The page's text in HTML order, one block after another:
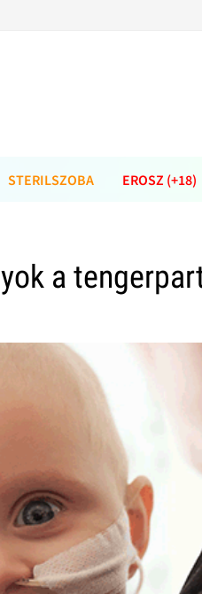
STERILSZOBA EROSZ (+18)
a